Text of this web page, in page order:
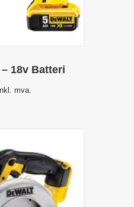
18v Batteri
mva.